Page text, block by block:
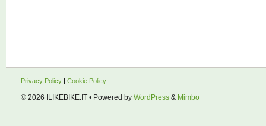
Privacy Policy Cookie Policy
© 2026 ILIKEBIKE.IT • Powered by WordPress & Mimbo